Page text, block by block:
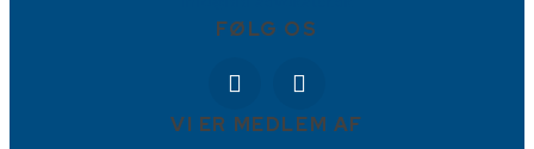
FØLG OS
VI ER MEDLEM AF